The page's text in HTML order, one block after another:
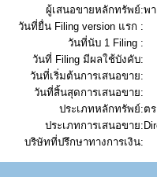
ผู้เสนอขายหลักทรัพย์:พ
วันที่ยื่น Filing version แรก :
วันที่นับ 1 Filing :
วันที่ Filing มีผลใช้บังคับ:
วันที่เริ่มต้นการเสนอขาย:
วันที่สิ้นสุดการเสนอขาย:
ประเภทหลักทรัพย์:ต
ประเภทการเสนอขาย:
บริษัทที่ปรึกษาทางการเงิน: